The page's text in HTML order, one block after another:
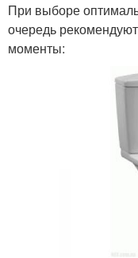
При выборе
очередь
моменты: